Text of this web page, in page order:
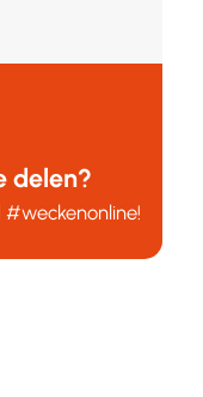
delen?
#weckenonline!